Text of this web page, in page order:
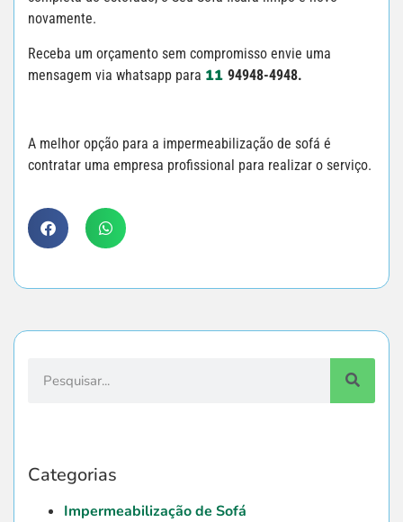
novamente.
Receba um orçamento sem compromisso envie uma
mensagem via whatsapp para 11 94948-4948.
A melhor opção para a impermeabilização de sofá é
contratar uma empresa profissional para realizar o serviço.
Categorias
Impermeabilização de Sofá